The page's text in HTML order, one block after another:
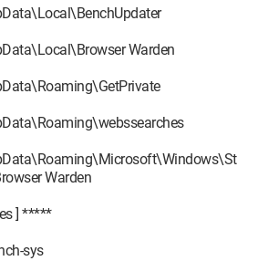
Warden
Warden
] *****
sys